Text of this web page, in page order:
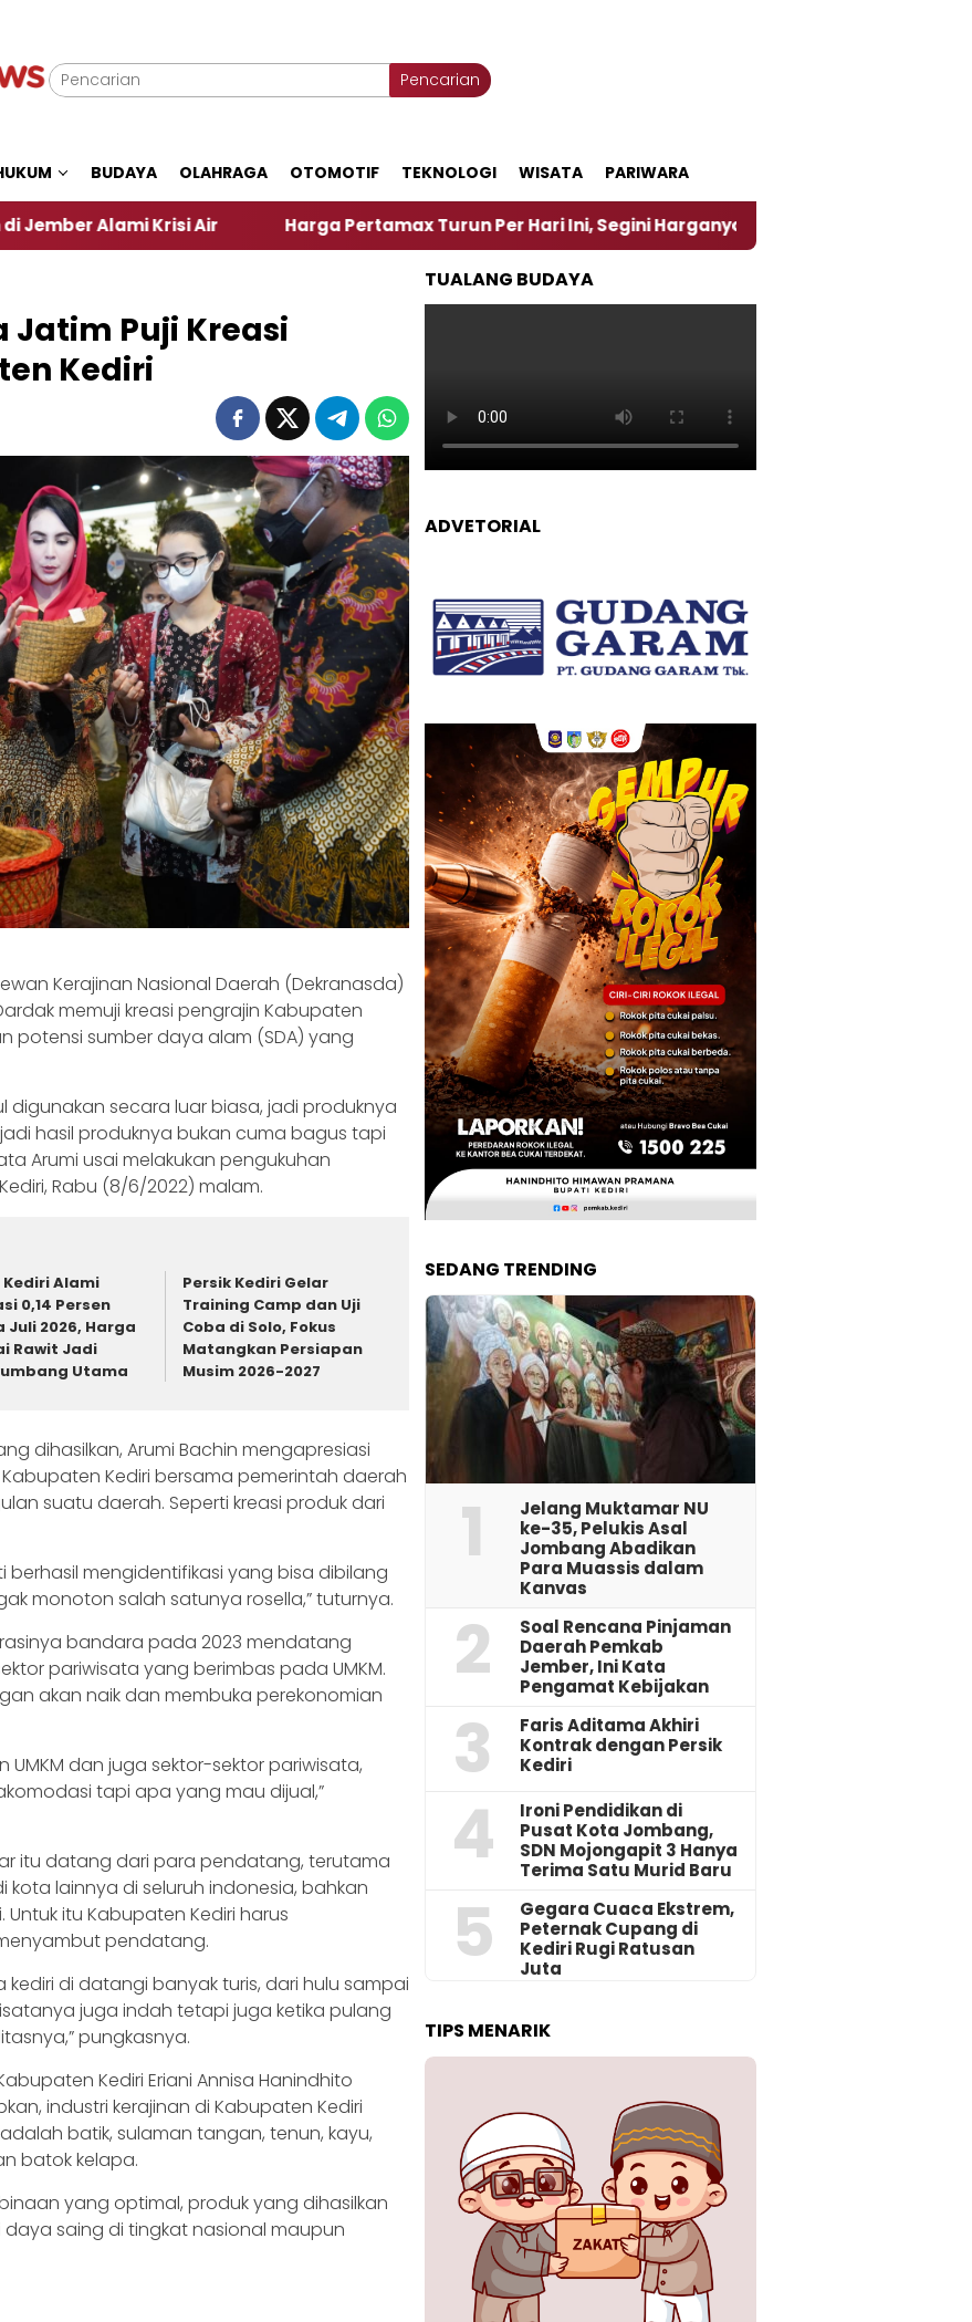
Pencarian
BUDAYA OLAHRAGA OTOMOTIF TEKNOLOGI WISATA PARIWARA
Krisi Air Harga Pertamax Turun Per Hari Ini, Segini Harganya ‎Nasirun Maestro Lukis
Jatim Puji Kreasi
Kediri
Kerajinan Nasional Daerah (Dekranasda)
memuji kreasi pengrajin Kabupaten
potensi sumber daya alam (SDA) yang
secara luar biasa, jadi produknya
hasil produknya bukan cuma bagus tapi
Arumi usai melakukan pengukuhan
Rabu (8/6/2022) malam.
Kediri Alami
0,14 Persen
Juli 2026, Harga
Rawit Jadi
Utama
Persik Kediri Gelar
Training Camp dan Uji
Coba di Solo, Fokus
Matangkan Persiapan
Musim 2026-2027
dihasilkan, Arumi Bachin mengapresiasi
Kediri bersama pemerintah daerah
suatu daerah. Seperti kreasi produk dari
berhasil mengidentifikasi yang bisa dibilang
monoton salah satunya rosella,” tuturnya.
bandara pada 2023 mendatang
pariwisata yang berimbas pada UMKM.
akan naik dan membuka perekonomian
UMKM dan juga sektor-sektor pariwisata,
tapi apa yang mau dijual,”
itu datang dari para pendatang, terutama
lainnya di seluruh indonesia, bahkan
itu Kabupaten Kediri harus
pendatang.
kediri di datangi banyak turis, dari hulu sampai
juga indah tetapi juga ketika pulang
pungkasnya.
Kediri Eriani Annisa Hanindhito
industri kerajinan di Kabupaten Kediri
batik, sulaman tangan, tenun, kayu,
batok kelapa.
yang optimal, produk yang dihasilkan
saing di tingkat nasional maupun
TUALANG BUDAYA
ADVETORIAL
SEDANG TRENDING
1
Jelang Muktamar NU
ke-35, Pelukis Asal
Jombang Abadikan
Para Muassis dalam
Kanvas
2
‎Soal Rencana Pinjaman
Daerah Pemkab
Jember, Ini Kata
Pengamat Kebijakan ‎
3
Faris Aditama Akhiri
Kontrak dengan Persik
Kediri
4
Ironi Pendidikan di
Pusat Kota Jombang,
SDN Mojongapit 3 Hanya
Terima Satu Murid Baru
5
‎Gegara Cuaca Ekstrem,
Peternak Cupang di
Kediri Rugi Ratusan
Juta
TIPS MENARIK